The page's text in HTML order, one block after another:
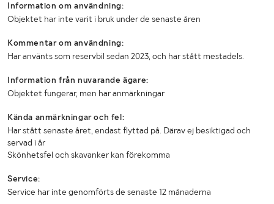
MÅTT OCH VIKT:
Totalvikt (kg)
Max lastvikt (kg)
Tillåten lastvikt (kg)
Max sammanlagd bruttovikt (kg)
Information om användning:
Objektet har inte varit i bruk under de senaste åren
Kommentar om användning:
Har använts som reservbil sedan 2023, och har stått mestadels.
Information från nuvarande ägare:
Objektet fungerar, men har anmärkningar
Kända anmärkningar och fel:
Har stått senaste året, endast flyttad på. Därav ej besiktigad och
servad i år
Skönhetsfel och skavanker kan förekomma
Service:
Service har inte genomförts de senaste 12 månaderna